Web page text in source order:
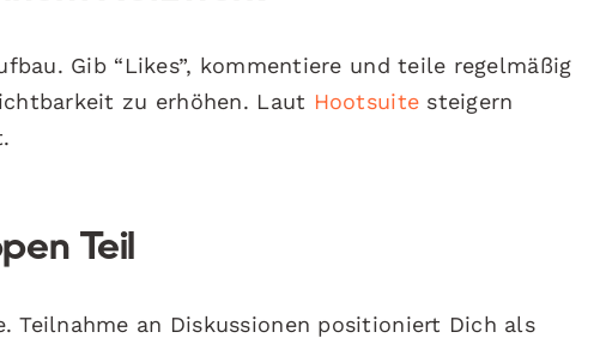
Gib “Likes”, kommentiere und teile regelmäßig
zu erhöhen. Laut Hootsuite steigern
Teil
Teilnahme an Diskussionen positioniert Dich als